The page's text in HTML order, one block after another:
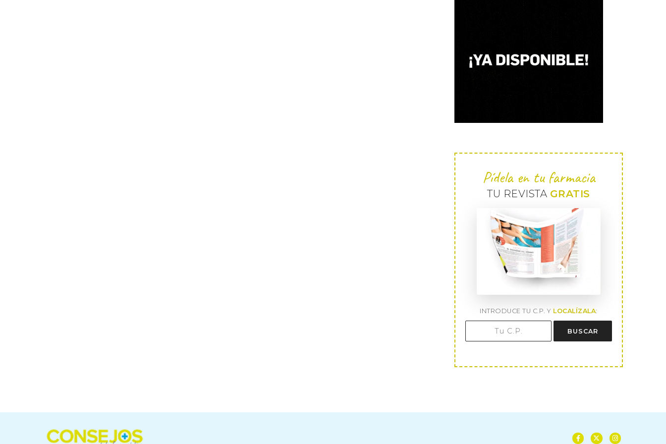
Pídela en tu farmacia
TU REVISTA GRATIS
INTRODUCE TU C.P. Y LOCALÍZALA:
BUSCAR